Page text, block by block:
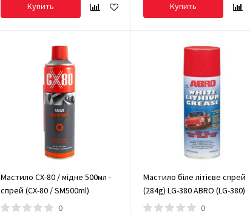
Купить Купить
Мастило CX-80 / мідне 500мл -
спрей (CX-80 / SM500ml)
0
Мастило біле літієве спрей
(284g) LG-380 ABRO (LG-380)
0